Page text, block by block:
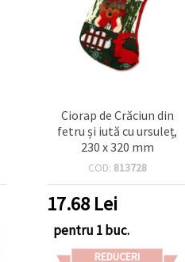
Ciorap de Crăciun din
fetru și iută cu ursuleț,
230 x 320 mm
COD: 813728
17.68 Lei
pentru 1 buc.
REDUCERI